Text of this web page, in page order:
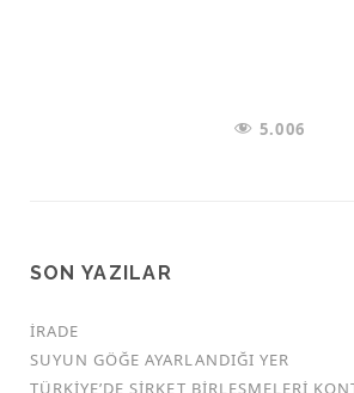
5.006
SON YAZILAR
İRADE
SUYUN GÖĞE AYARLANDIĞI YER
TÜRKİYE’DE ŞİRKET BİRLEŞMELERİ